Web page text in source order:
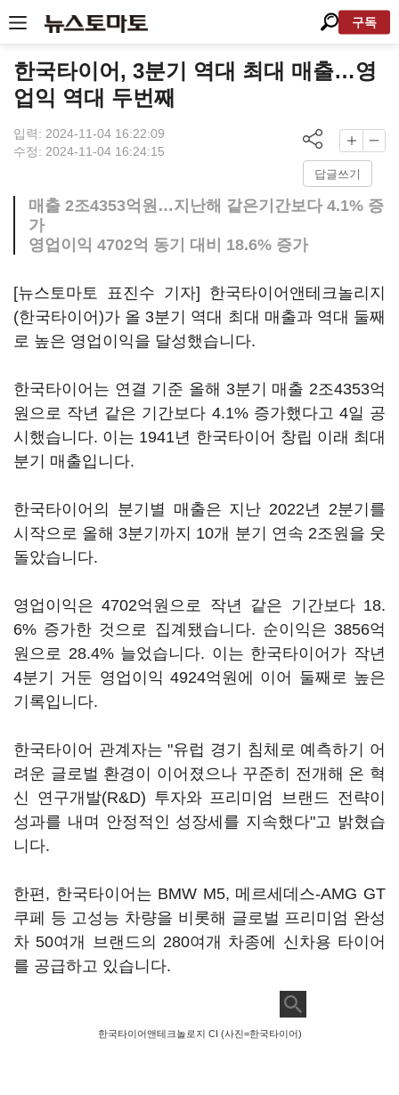
구독
한국타이어, 3분기 역대 최대 매출…영
업익 역대 두번째
입력: 2024-11-04 16:22:09
수정: 2024-11-04 16:24:15
답글쓰기
매출 2조4353억원…지난해 같은기간보다 4.1% 증
가
영업이익 4702억 동기 대비 18.6% 증가
[뉴스토마토 표진수 기자] 한국타이어앤테크놀리지
(한국타이어)가 올 3분기 역대 최대 매출과 역대 둘째
로 높은 영업이익을 달성했습니다.
한국타이어는 연결 기준 올해 3분기 매출 2조4353억
원으로 작년 같은 기간보다 4.1% 증가했다고 4일 공
시했습니다. 이는 1941년 한국타이어 창립 이래 최대
분기 매출입니다.
한국타이어의 분기별 매출은 지난 2022년 2분기를
시작으로 올해 3분기까지 10개 분기 연속 2조원을 웃
돌았습니다.
영업이익은 4702억원으로 작년 같은 기간보다 18.
6% 증가한 것으로 집계됐습니다. 순이익은 3856억
원으로 28.4% 늘었습니다. 이는 한국타이어가 작년
4분기 거둔 영업이익 4924억원에 이어 둘째로 높은
기록입니다.
한국타이어 관계자는 "유럽 경기 침체로 예측하기 어
려운 글로벌 환경이 이어졌으나 꾸준히 전개해 온 혁
신 연구개발(R&D) 투자와 프리미엄 브랜드 전략이
성과를 내며 안정적인 성장세를 지속했다"고 밝혔습
니다.
한편, 한국타이어는 BMW M5, 메르세데스-AMG GT
쿠페 등 고성능 차량을 비롯해 글로벌 프리미엄 완성
차 50여개 브랜드의 280여개 차종에 신차용 타이어
를 공급하고 있습니다.
한국타이어앤테크놀로지 CI (사진=한국타이어)